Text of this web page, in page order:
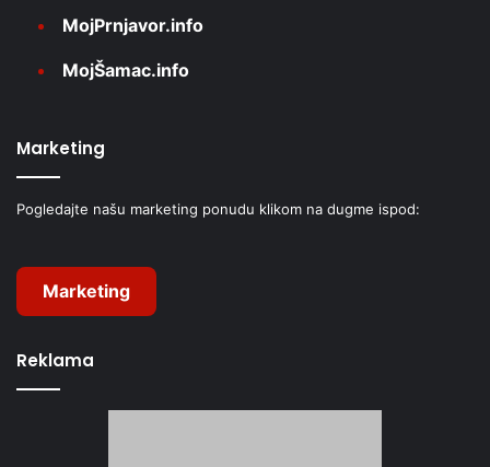
MojPrnjavor.info
MojŠamac.info
Marketing
Pogledajte našu marketing ponudu klikom na dugme ispod:
Marketing
Reklama